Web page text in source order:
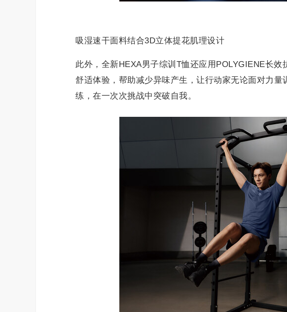
吸湿速干面料结合3D立体提花肌理设计
此外，全新HEXA男子综训T恤还应用POLYGIENE长
舒适体验，帮助减少异味产生，让行动家无论面对力量
练，在一次次挑战中突破自我。